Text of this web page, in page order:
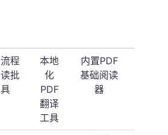
程
批
本地
化
PDF
翻译
工具
内置PDF
基础阅读
器